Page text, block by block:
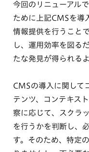
今回のリニューアル
ために上記CMSを導
情報提供を行うこと
し、運用効率を図る
たな発見が得られる
CMSの導入に関して
テンツ、コンテキス
察に応じて、スクラ
を行うかを判断し、
す。そのため、特定